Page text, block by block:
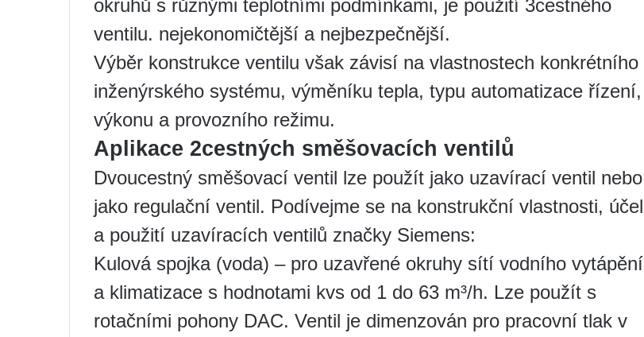
okruhů s různými teplotními podmínkami, je použití 3cestného
ventilu. nejekonomičtější a nejbezpečnější.
Výběr konstrukce ventilu však závisí na vlastnostech konkrétního
inženýrského systému, výměníku tepla, typu automatizace řízení,
výkonu a provozního režimu.
Aplikace 2cestných směšovacích ventilů
Dvoucestný směšovací ventil lze použít jako uzavírací ventil nebo
jako regulační ventil. Podívejme se na konstrukční vlastnosti, účel
a použití uzavíracích ventilů značky Siemens:
Kulová spojka (voda) – pro uzavřené okruhy sítí vodního vytápění
a klimatizace s hodnotami kvs od 1 do 63 m³/h. Lze použít s
rotačními pohony DAC. Ventil je dimenzován pro pracovní tlak v